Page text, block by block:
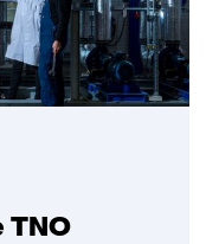
TNO